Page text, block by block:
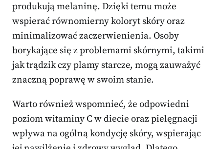
produkują melaninę. Dzięki temu może
wspierać równomierny koloryt skóry oraz
minimalizować zaczerwienienia. Osoby
borykające się z problemami skórnymi, takimi
jak trądzik czy plamy starcze, mogą zauważyć
znaczną poprawę w swoim stanie.
Warto również wspomnieć, że odpowiedni
poziom witaminy C w diecie oraz pielęgnacji
wpływa na ogólną kondycję skóry, wspierając